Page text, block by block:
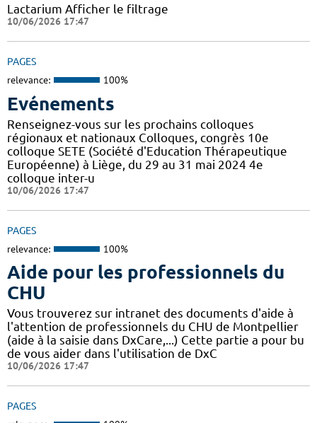
Lactarium Afficher le filtrage
10/06/2026 17:47
PAGES
relevance: 100%
Evénements
Renseignez-vous sur les prochains colloques
régionaux et nationaux Colloques, congrès 10e
colloque SETE (Société d'Education Thérapeutique
Européenne) à Liège, du 29 au 31 mai 2024 4e
colloque inter-u
10/06/2026 17:47
PAGES
relevance: 100%
Aide pour les professionnels du
CHU
Vous trouverez sur intranet des documents d'aide à
l'attention de professionnels du CHU de Montpellier
(aide à la saisie dans DxCare,...) Cette partie a pour bu
de vous aider dans l'utilisation de DxC
10/06/2026 17:47
PAGES